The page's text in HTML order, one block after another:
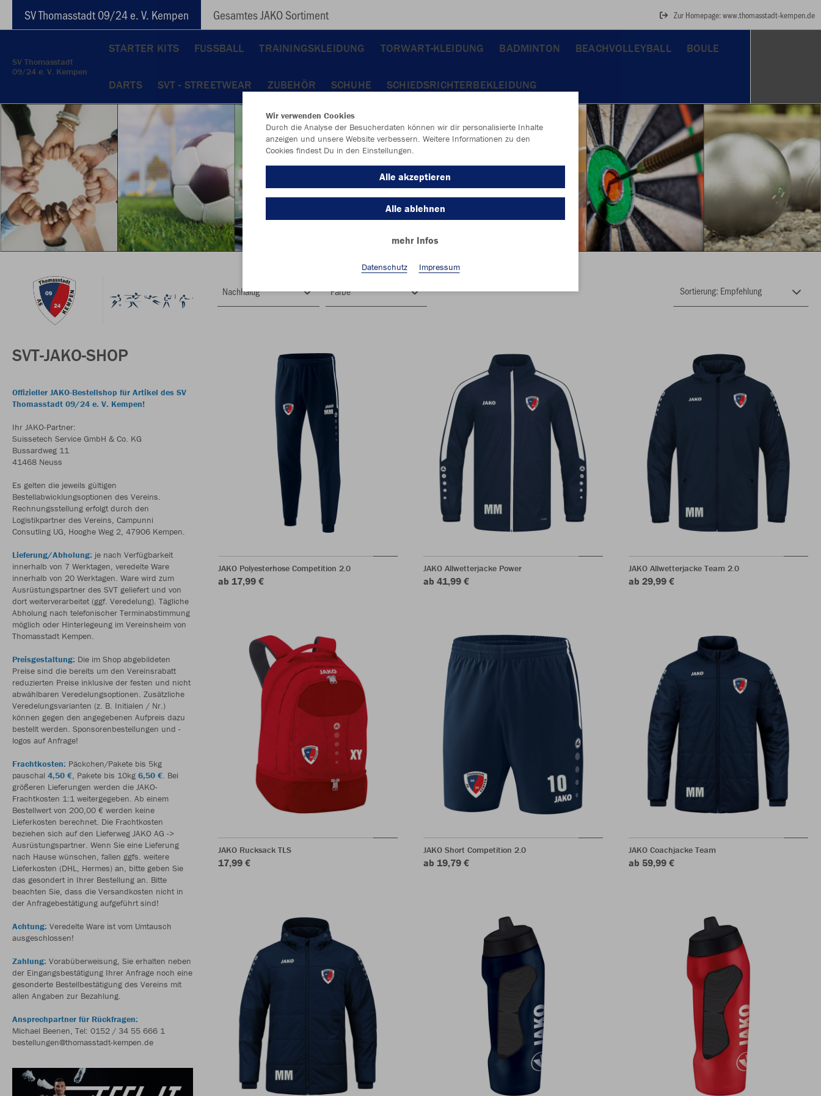
SV Thomasstadt 09/24 e. V. Kempen Gesamtes JAKO Sortiment Zur Homepage: www.thomasstadt-kempen.de
SV Thomasstadt
09/24 e. V. Kempen
STARTER KITS FUSSBALL TRAININGSKLEIDUNG TORWART-KLEIDUNG BADMINTON BEACHVOLLEYBALL BOULE
DARTS SVT - STREETWEAR ZUBEHÖR SCHUHE SCHIEDSRICHTERBEKLEIDUNG
SVT-JAKO-SHOP
Offizieller JAKO-Bestellshop für Artikel des SV
Thomasstadt 09/24 e. V. Kempen!
Ihr JAKO-Partner:
Suissetech Service GmbH & Co. KG
Bussardweg 11
41468 Neuss
Es gelten die jeweils gültigen
Bestellabwicklungsoptionen des Vereins.
Rechnungsstellung erfolgt durch den
Logistikpartner des Vereins, Campunni
Consutling UG, Hooghe Weg 2, 47906 Kempen.
Lieferung/Abholung: je nach Verfügbarkeit
innerhalb von 7 Werktagen, veredelte Ware
innerhalb von 20 Werktagen. Ware wird zum
Ausrüstungspartner des SVT geliefert und von
dort weiterverarbeitet (ggf. Veredelung). Tägliche
Abholung nach telefonischer Terminabstimmung
möglich oder Hinterlegeung im Vereinsheim von
Thomasstadt Kempen.
Preisgestaltung: Die im Shop abgebildeten
Preise sind die bereits um den Vereinsrabatt
reduzierten Preise inklusive der festen und nicht
abwählbaren Veredelungsoptionen. Zusätzliche
Veredelungsvarianten (z. B. Initialen / Nr.)
können gegen den angegebenen Aufpreis dazu
bestellt werden. Sponsorenbestellungen und -
logos auf Anfrage!
Frachtkosten: Päckchen/Pakete bis 5kg
pauschal 4,50 €, Pakete bis 10kg 6,50 €. Bei
größeren Lieferungen werden die JAKO-
Frachtkosten 1:1 weitergegeben. Ab einem
Bestellwert von 200,00 € werden keine
Lieferkosten berechnet. Die Frachtkosten
beziehen sich auf den Lieferweg JAKO AG ->
Ausrüstungspartner. Wenn Sie eine Lieferung
nach Hause wünschen, fallen ggfs. weitere
Lieferkosten (DHL, Hermes) an, bitte geben Sie
das gesondert in Ihrer Bestellung an. Bitte
beachten Sie, dass die Versandkosten nicht in
der Anfragebestätigung aufgeführt sind!
Achtung: Veredelte Ware ist vom Umtausch
ausgeschlossen!
Zahlung: Vorabüberweisung, Sie erhalten neben
der Eingangsbestätigung Ihrer Anfrage noch eine
gesonderte Bestellbestätigung des Vereins mit
allen Angaben zur Bezahlung.
Ansprechpartner für Rückfragen:
Michael Beenen, Tel: 0152 / 34 55 666 1
bestellungen@thomasstadt-kempen.de
Nachhaltig Farbe
JAKO Polyesterhose Competition 2.0
ab 17,99 €
JAKO Allwetterjacke Power
ab 41,99 €
JAKO Allwetterjacke Team 2.0
ab 29,99 €
JAKO Rucksack TLS
17,99 €
JAKO Short Competition 2.0
ab 19,79 €
JAKO Coachjacke Team
ab 59,99 €
Wir verwenden Cookies
Durch die Analyse der Besucherdaten können wir dir personalisierte Inhalte
anzeigen und unsere Website verbessern. Weitere Informationen zu den
Cookies findest Du in den Einstellungen.
Alle akzeptieren
Alle ablehnen
mehr Infos
Datenschutz Impressum